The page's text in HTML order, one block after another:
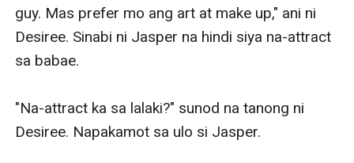
guy. Mas prefer mo ang art at make up," ani ni
Desiree. Sinabi ni Jasper na hindi siya na-attract
sa babae.
"Na-attract ka sa lalaki?" sunod na tanong ni
Desiree. Napakamot sa ulo si Jasper.